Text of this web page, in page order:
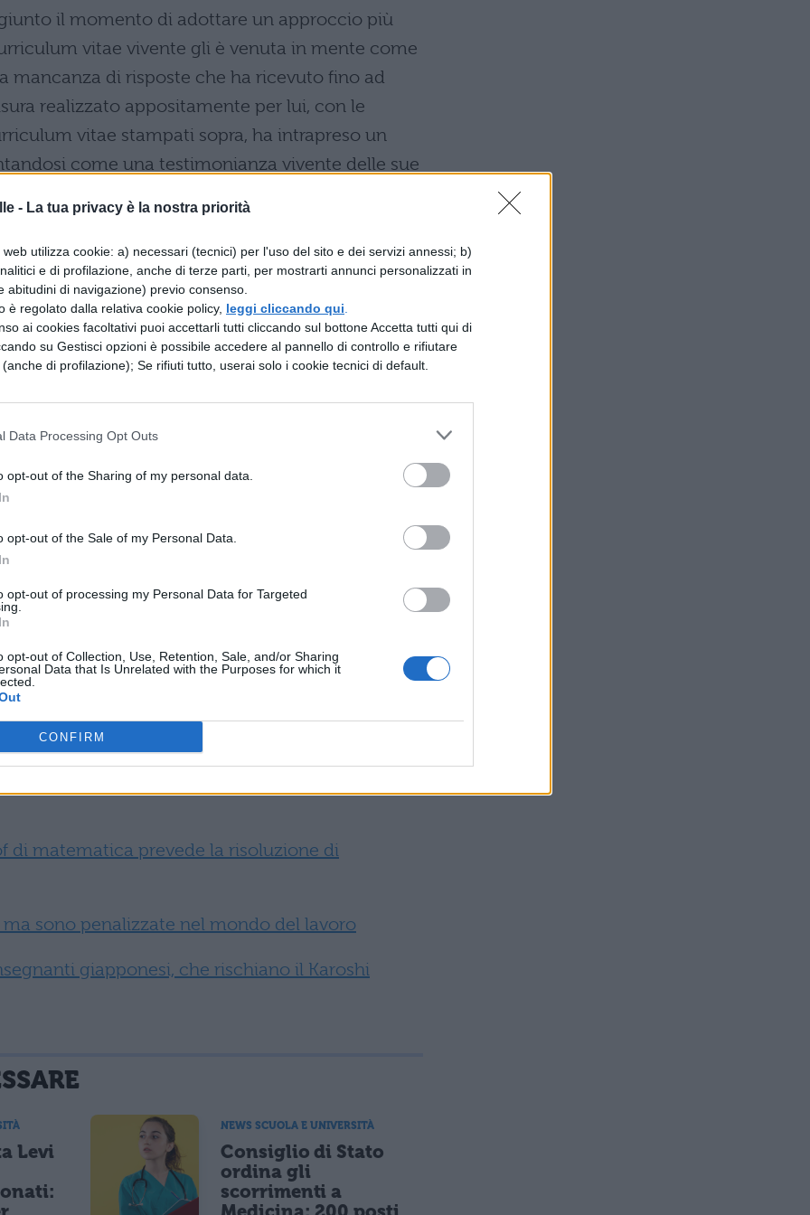
- La tua privacy è la nostra priorità
utilizza cookie: a) necessari (tecnici) per l'uso del sito e dei servizi annessi; b)
e di profilazione, anche di terze parti, per mostrarti annunci personalizzati in
abitudini di navigazione) previo consenso.
è regolato dalla relativa cookie policy, leggi cliccando qui
ai cookies facoltativi puoi accettarli tutti cliccando sul bottone Accetta tutti qui di
su Gestisci opzioni è possibile accedere al pannello di controllo e rifiutare
di profilazione); Se rifiuti tutto, userai solo i cookie tecnici di default.
Data Processing Opt Outs
opt-out of the Sharing of my personal data.
opt-out of the Sale of my Personal Data.
opt-out of processing my Personal Data for Targeted
opt-out of Collection, Use, Retention, Sale, and/or Sharing
Data that Is Unrelated with the Purposes for which it
CONFIRM
il momento di adottare un approccio più
vitae vivente gli è venuta in mente come
mancanza di risposte che ha ricevuto fino ad
realizzato appositamente per lui, con le
vitae stampati sopra, ha intrapreso un
come una testimonianza vivente delle sue
La sua campagna ha attirato l’attenzione dei
che ha deciso di raccontare la sua storia.
maggio ed il profilo Instagram
Formazione presso l’Università degli Studi
due master in comunicazione. Ma,
grande ambizione, si è scontrato contro un
risposte alle sue richieste di colloquio. Il 1°
deciso di creare il suo
dei social media come strumento di
piattaforma per presentare le sue
delle aziende.
curriculum, ma ha ottenuto solo pochi colloqui,
in un’opportunità di lavoro concreta. Purtroppo
con molti giovani professionisti che si
nel mercato del lavoro italiano. Con un
Sorrentino ha reso il suo percorso professionale
visiti il suo profilo. Ora resta da vedere
Al momento, l’unica offerta ricevuta è una
non ha accettato.
di matematica prevede la risoluzione di
sono penalizzate nel mondo del lavoro
giapponesi, che rischiano il Karoshi
Levi
NEWS SCUOLA E UNIVERSITÀ
Consiglio di Stato
ordina gli
scorrimenti a